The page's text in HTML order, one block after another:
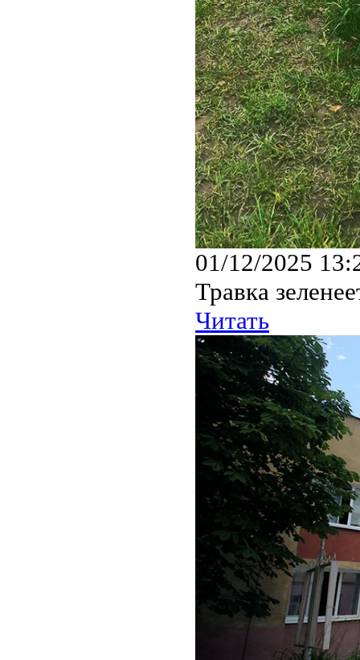
01/12/2025
Травка
Читать